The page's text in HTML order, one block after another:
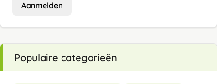
Aanmelden
Populaire categorieën